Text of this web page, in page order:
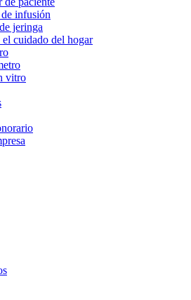
infusión
jeringa
cuidado del hogar
vitro